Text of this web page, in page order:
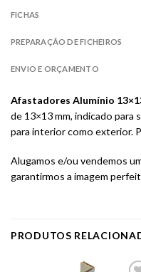
FICHAS
PREPARAÇÃO DE FICHEIROS
ENVIO E ORÇAMENTO
Afastadores Alumínio
de 13×13 mm, indicado
para interior como exterior.
Alugamos e/ou vendemos
garantirmos a imagem
PRODUTOS